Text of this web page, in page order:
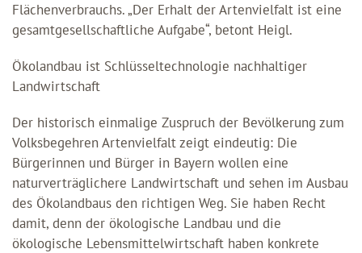
Flächenverbrauchs. „Der Erhalt der Artenvielfalt ist eine
gesamtgesellschaftliche Aufgabe“, betont Heigl.
Ökolandbau ist Schlüsseltechnologie nachhaltiger
Landwirtschaft
Der historisch einmalige Zuspruch der Bevölkerung zum
Volksbegehren Artenvielfalt zeigt eindeutig: Die
Bürgerinnen und Bürger in Bayern wollen eine
naturverträglichere Landwirtschaft und sehen im Ausbau
des Ökolandbaus den richtigen Weg. Sie haben Recht
damit, denn der ökologische Landbau und die
ökologische Lebensmittelwirtschaft haben konkrete